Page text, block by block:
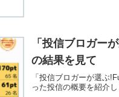
「投信ブロガー
の結果を見て
「投信ブロガーが選ぶ
った投信の概要を紹介し